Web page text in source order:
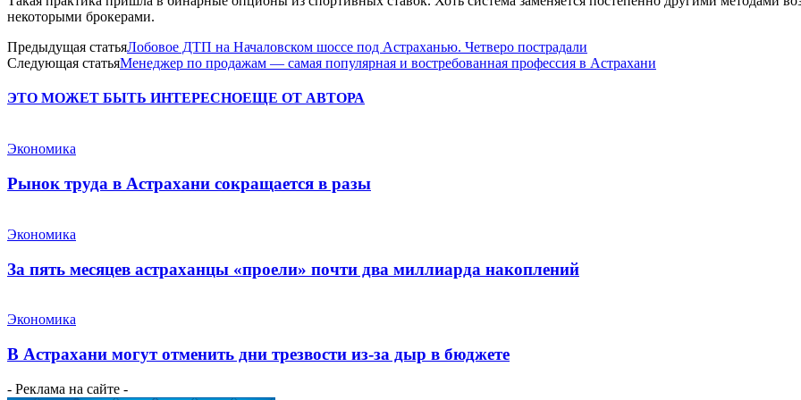
некоторыми брокерами.
Предыдущая статьяЛобовое ДТП на Началовском шоссе под Астраханью. Четверо пострадали
Следующая статьяМенеджер по продажам — самая популярная и востребованная профессия в Астрахани
ЭТО МОЖЕТ БЫТЬ ИНТЕРЕСНОЕЩЕ ОТ АВТОРА
Экономика
Рынок труда в Астрахани сокращается в разы
Экономика
За пять месяцев астраханцы «проели» почти два миллиарда накоплений
Экономика
В Астрахани могут отменить дни трезвости из-за дыр в бюджете
- Реклама на сайте -